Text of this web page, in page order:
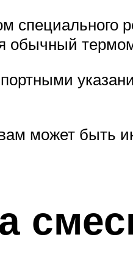
специального
обычный
может быть